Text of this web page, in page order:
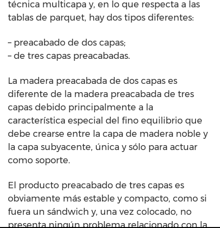
técnica multicapa y, en lo que respecta a las
tablas de parquet, hay dos tipos diferentes:
– preacabado de dos capas;
– de tres capas preacabadas.
La madera preacabada de dos capas es
diferente de la madera preacabada de tres
capas debido principalmente a la
característica especial del fino equilibrio que
debe crearse entre la capa de madera noble y
la capa subyacente, única y sólo para actuar
como soporte.
El producto preacabado de tres capas es
obviamente más estable y compacto, como si
fuera un sándwich y, una vez colocado, no
presenta ningún problema relacionado con la